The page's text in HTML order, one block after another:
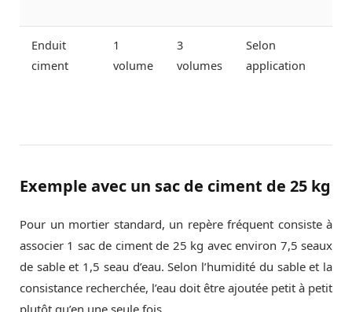
Enduit
ciment
1
volume
3
volumes
Selon
application
Exemple avec un sac de ciment de 25 kg
Pour un mortier standard, un repère fréquent consiste à
associer 1 sac de ciment de 25 kg avec environ 7,5 seaux
de sable et 1,5 seau d’eau. Selon l’humidité du sable et la
consistance recherchée, l’eau doit être ajoutée petit à petit
plutôt qu’en une seule fois.